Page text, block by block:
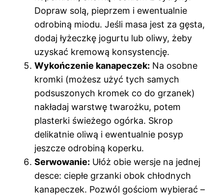
Dopraw solą, pieprzem i ewentualnie
odrobiną miodu. Jeśli masa jest za gęsta,
dodaj łyżeczkę jogurtu lub oliwy, żeby
uzyskać kremową konsystencję.
Wykończenie kanapeczek: Na osobne
kromki (możesz użyć tych samych
podsuszonych kromek co do grzanek)
nakładaj warstwę twarożku, potem
plasterki świeżego ogórka. Skrop
delikatnie oliwą i ewentualnie posyp
jeszcze odrobiną koperku.
Serwowanie: Ułóż obie wersje na jednej
desce: ciepłe grzanki obok chłodnych
kanapeczek. Pozwól gościom wybierać –